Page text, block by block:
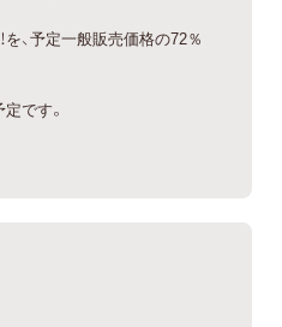
、予定一般販売価格の72％
です。